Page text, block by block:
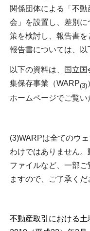
関係団体による「不
会」を設置し、差別
策を検討し、報告書を
報告書については、以
以下の資料は、国立
集保存事業（WARP(3)
ホームページでご覧い
(3)WARPは全てのウ
わけではありません
ファイルなど、一部
ますので、ご了承くだ
不動産取引における